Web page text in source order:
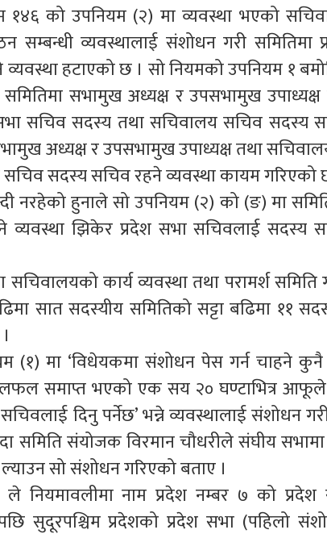
१४६ को उपनियम (२) मा व्यवस्था भएको
सम्बन्धी व्यवस्थालाई संशोधन गरी समितिमा
हटाएको छ । सो नियमको उपनियम १
सभामुख अध्यक्ष र उपसभामुख
सभा सचिव सदस्य तथा सचिवालय सचिव सदस्य
अध्यक्ष र उपसभामुख उपाध्यक्ष तथा
सदस्य सचिव रहने व्यवस्था कायम गरिएको
नरहेको हुनाले सो उपनियम (२) को (ङ) मा
झिकेर प्रदेश सभा सचिवलाई सदस्य
सचिवालयको कार्य व्यवस्था तथा परामर्श
सात सदस्यीय समितिको सट्टा बढिमा ११
(१) मा ‘विधेयकमा संशोधन पेस गर्न चाहने कुनै
समाप्त भएको एक सय २० घण्टाभित्र
दिनु पर्नेछ’ भन्ने व्यवस्थालाई संशोधन
समिति संयोजक विरमान चौधरीले संघीय
सो संशोधन गरिएको बताए ।
नियमावलीमा नाम प्रदेश नम्बर ७ को प्रदेश
सुदूरपश्चिम प्रदेशको प्रदेश सभा (पहिलो